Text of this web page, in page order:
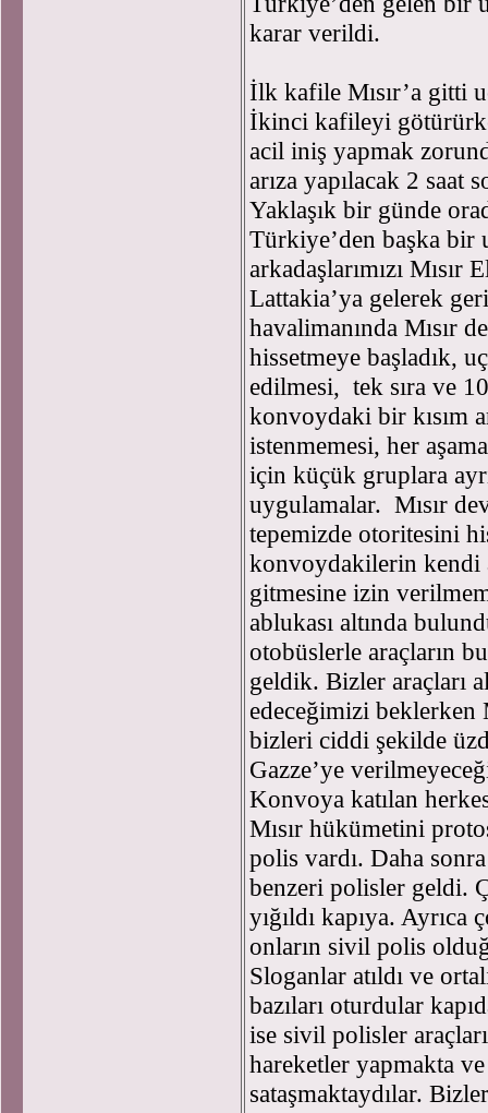
karar verildi.
İlk kafile Mısır’a gitti
İkinci kafileyi
acil iniş yapmak
arıza yapılacak 2 saat
Yaklaşık bir günde
Türkiye’den başka bir
arkadaşlarımızı
Lattakia’ya gelerek
havalimanında Mısır
hissetmeye başladık,
edilmesi, tek sıra ve
konvoydaki bir kısım
istenmemesi, her
için küçük gruplara
uygulamalar. Mısır
tepemizde otoritesini
konvoydakilerin kendi
gitmesine izin
ablukası altında
otobüslerle araçların
geldik. Bizler araçları
edeceğimizi beklerken
bizleri ciddi şekilde
Gazze’ye
Konvoya katılan
Mısır hükümetini
polis vardı. Daha
benzeri polisler geldi.
yığıldı kapıya.
onların sivil polis
Sloganlar atıldı ve
bazıları oturdular
ise sivil polisler
hareketler yapmakta
sataşmaktaydılar.